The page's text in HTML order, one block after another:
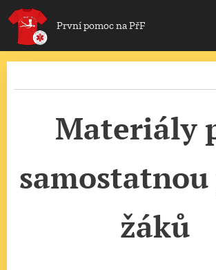
První pomoc na PřF
Materiály
žáků